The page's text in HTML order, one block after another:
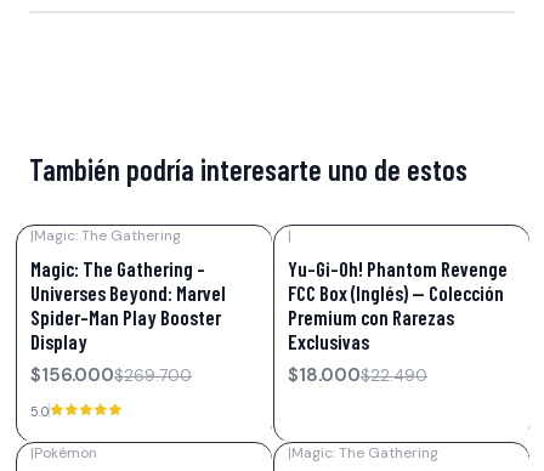
También podría interesarte uno de estos
|Magic: The Gathering
Magic: The Gathering –
Universes Beyond: Marvel
Spider-Man Play Booster
Display
$156.000$269.700
5.0
|
Yu-Gi-Oh! Phantom Revenge
FCC Box (Inglés) — Colección
Premium con Rarezas
Exclusivas
$18.000$22.490
|Pokémon |Magic: The Gathering